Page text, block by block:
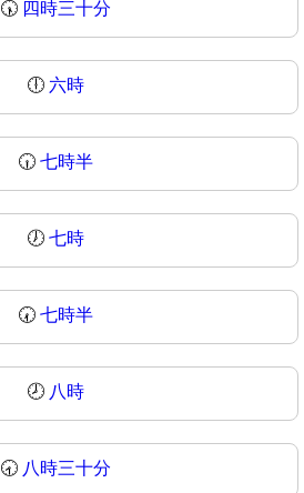
🕠 四時三十分
🕕 六時
🕡 七時半
🕖 七時
🕢 七時半
🕗 八時
🕣 八時三十分